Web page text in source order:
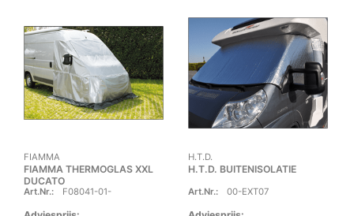
FIAMMA
FIAMMA THERMOGLAS XXL
DUCATO
Art.Nr.: F08041-01-
H.T.D.
H.T.D. BUITENISOLATIE
Art.Nr.: 00-EXT07